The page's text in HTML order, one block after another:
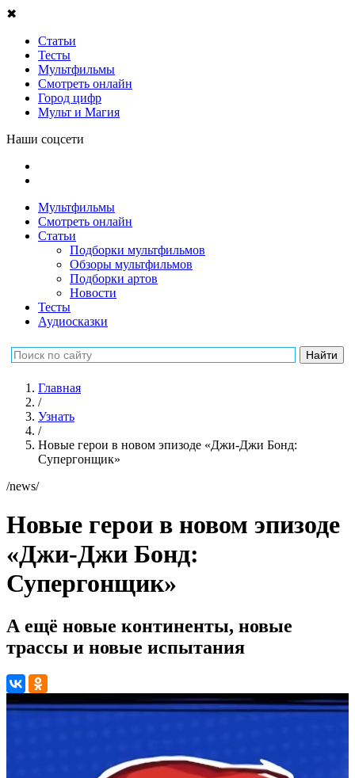
✖
Статьи
Тесты
Мультфильмы
Смотреть онлайн
Город цифр
Мульт и Магия
Наши соцсети
Мультфильмы
Смотреть онлайн
Статьи
Подборки мультфильмов
Обзоры мультфильмов
Подборки артов
Новости
Тесты
Аудиосказки
Главная
/
Узнать
/
Новые герои в новом эпизоде «Джи-Джи Бонд:
Супергонщик»
/news/
Новые герои в новом эпизоде
«Джи-Джи Бонд:
Супергонщик»
А ещё новые континенты, новые
трассы и новые испытания